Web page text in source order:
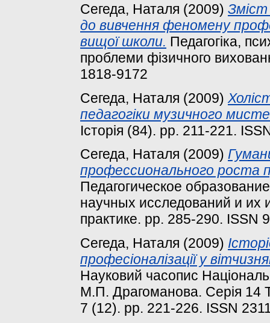
Сегеда, Наталя (2009) Зміст
до вивчення феномену
вищої школи. Педагогіка,
проблеми фізичного
1818-9172
Сегеда, Наталя (2009)
педагогіки музичного
Історія (84). pp. 211-221.
Сегеда, Наталя (2009)
профессионального роста
Педагогическое
научных исследований и их
практике. pp. 285-290. ISSN
Сегеда, Наталя (2009)
професіоналізації у
Науковий часопис
М.П. Драгоманова. Серія 14
7 (12). pp. 221-226. ISSN